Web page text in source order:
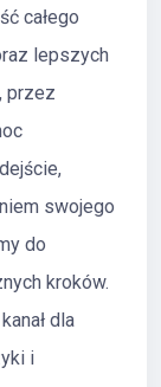
całego
lepszych
przez
swojego
do
kroków.
dla
i